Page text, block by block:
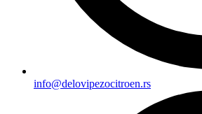
info@delovipezocitroen.rs